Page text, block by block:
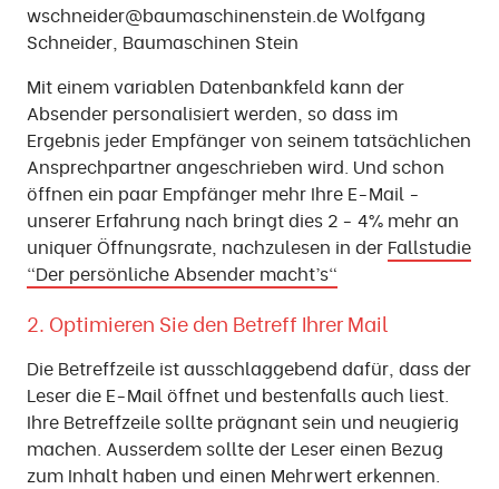
wschneider@baumaschinenstein.de Wolfgang
Schneider, Baumaschinen Stein
Mit einem variablen Datenbankfeld kann der
Absender personalisiert werden, so dass im
Ergebnis jeder Empfänger von seinem tatsächlichen
Ansprechpartner angeschrieben wird. Und schon
öffnen ein paar Empfänger mehr Ihre E-Mail -
unserer Erfahrung nach bringt dies 2 - 4% mehr an
uniquer Öffnungsrate, nachzulesen in der Fallstudie
"Der persönliche Absender macht’s"
2. Optimieren Sie den Betreff Ihrer Mail
Die Betreffzeile ist ausschlaggebend dafür, dass der
Leser die E-Mail öffnet und bestenfalls auch liest.
Ihre Betreffzeile sollte prägnant sein und neugierig
machen. Ausserdem sollte der Leser einen Bezug
zum Inhalt haben und einen Mehrwert erkennen.